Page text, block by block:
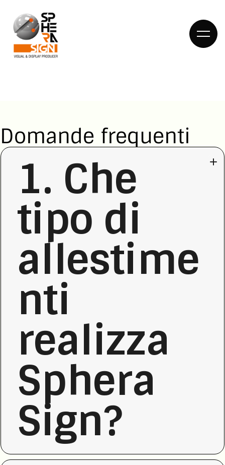
HOME
DIETRO LE
QUINTE
COSA
FACCIAMO
PORTFOLIO
CONTATTI
Domande frequenti
1. Che
tipo di
allestime
nti
realizza
Sphera
Sign?